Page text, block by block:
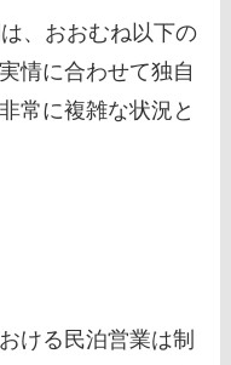
、おおむね以下の
情に合わせて独自
常に複雑な状況と
ける民泊営業は制